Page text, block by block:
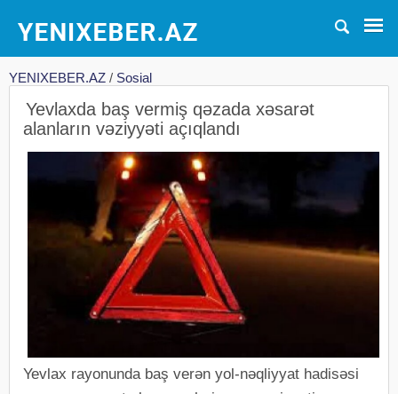
YENIXEBER.AZ / Sosial
Yevlaxda baş vermiş qəzada xəsarət
alanların vəziyyəti açıqlandı
Yevlax rayonunda baş verən yol-nəqliyyat hadisəsi